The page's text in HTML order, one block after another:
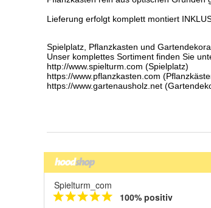
Spielturm_com
100% positiv